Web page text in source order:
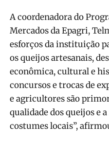
A coordenadora do
Mercados da Epagri,
esforços da instituição
os queijos artesanais,
econômica, cultural e
concursos e trocas de
e agricultores são
qualidade dos queijos e
costumes locais”,